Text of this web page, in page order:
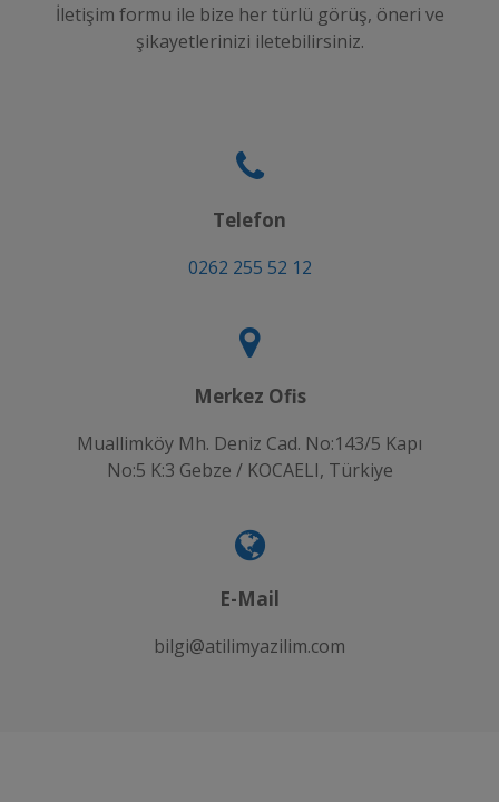
İletişim formu ile bize her türlü görüş, öneri ve
şikayetlerinizi iletebilirsiniz.
Telefon
0262 255 52 12
Merkez Ofis
Muallimköy Mh. Deniz Cad. No:143/5 Kapı
No:5 K:3 Gebze / KOCAELI, Türkiye
E-Mail
bilgi@atilimyazilim.com